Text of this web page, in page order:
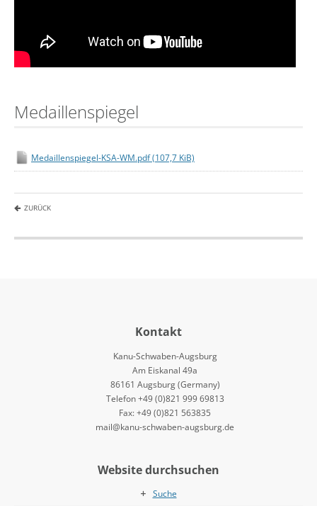
Medaillenspiegel
Medaillenspiegel-KSA-WM.pdf(107,7 KiB)
ZURÜCK
Kontakt
Kanu-Schwaben-Augsburg
Am Eiskanal 49a
86161 Augsburg (Germany)
Telefon +49 (0)821 999 69813
Fax: +49 (0)821 563835
mail@kanu-schwaben-augsburg.de
Website durchsuchen
Suche